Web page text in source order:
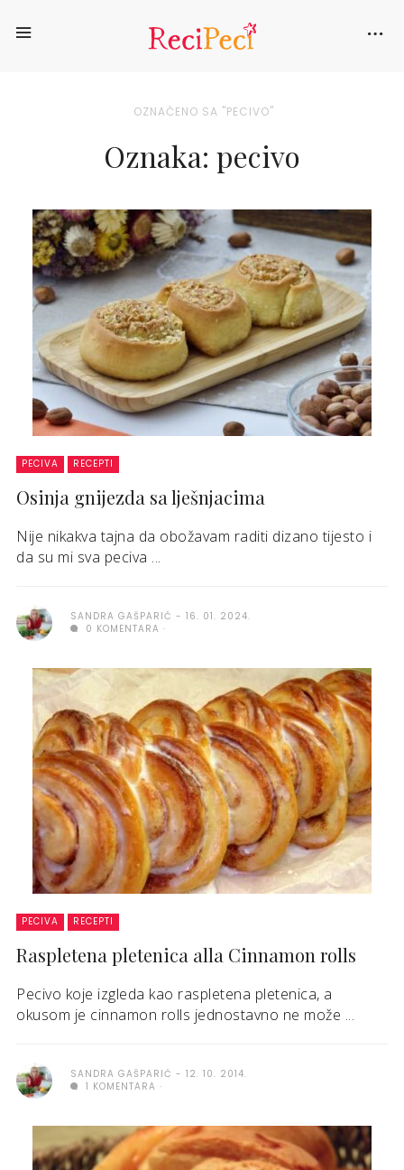
OZNAČENO SA "PECIVO"
Oznaka: pecivo
PECIVA RECEPTI
Osinja gnijezda sa lješnjacima
Nije nikakva tajna da obožavam raditi dizano tijesto i
da su mi sva peciva ...
SANDRA GAŠPARIĆ
16. 01. 2024.
0 KOMENTARA
PECIVA RECEPTI
Raspletena pletenica alla Cinnamon rolls
Pecivo koje izgleda kao raspletena pletenica, a
okusom je cinnamon rolls jednostavno ne može ...
SANDRA GAŠPARIĆ
12. 10. 2014.
1 KOMENTARA